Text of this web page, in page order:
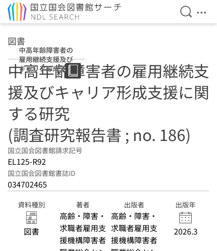
検索を
メ
図書
中高年齢障害者の
雇用継続支援及び
キャリア形成支援
に関する研究 (調
査研究報告書 ;
no. 186)
中高年齢障害者の雇用継続支
援及びキャリア形成支援に関
する研究
(調査研究報告書 ; no. 186)
国立国会図書館請求記号
EL125-R92
国立国会図書館書誌ID
034702465
資料種別
図書
著者
高齢・障害・
求職者雇用支
援機構障害者
出版者
高齢・障害・
求職者雇用支
援機構障害者
出版年
2026.3